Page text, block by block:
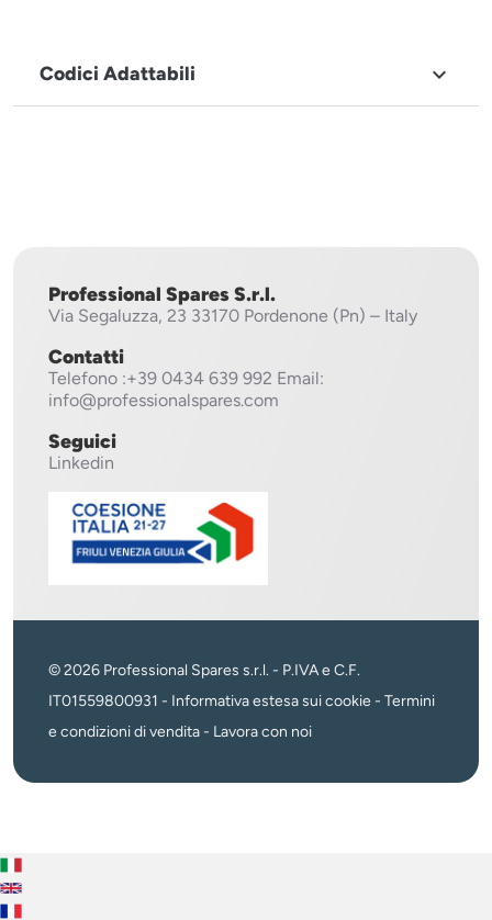
Codici Adattabili 
Professional Spares S.r.l.
Via Segaluzza, 23 33170 Pordenone (Pn) – Italy
Contatti
Telefono :+39 0434 639 992 Email:
info@professionalspares.com
Seguici
Linkedin
© 2026 Professional Spares s.r.l. - P.IVA e C.F.
IT01559800931 - Informativa estesa sui cookie - Termini
e condizioni di vendita- Lavora con noi